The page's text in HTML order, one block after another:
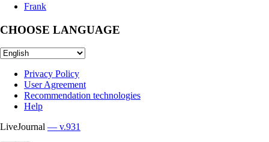
Frank
CHOOSE LANGUAGE
Privacy Policy
User Agreement
Recommendation technologies
Help
LiveJournal — v.931